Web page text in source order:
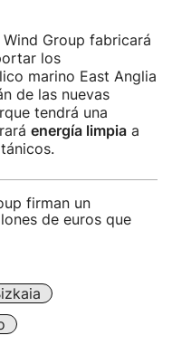
Group fabricará
los
marino East Anglia
de las nuevas
tendrá una
energía limpia a
firman un
de euros que